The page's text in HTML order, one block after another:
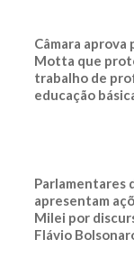
Câmara
Motta que
trabalho de
educação
Parlamentares
apresentam
Milei por
Flávio